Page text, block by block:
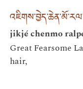
jikjé chenmo
Great Fearsome
hair,